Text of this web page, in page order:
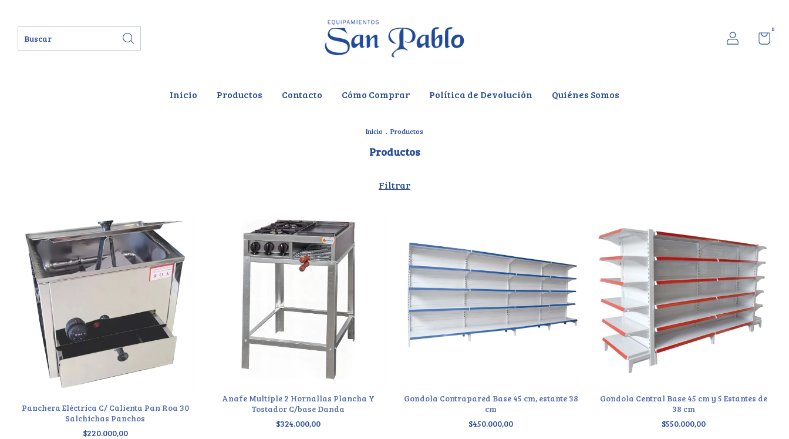
0
Inicio Productos Contacto Cómo Comprar Política de Devolución Quiénes Somos
Inicio . Productos
Productos
Filtrar
Panchera Eléctrica C/ Calienta Pan Roa 30
Salchichas Panchos
$220.000,00
Anafe Multiple 2 Hornallas Plancha Y
Tostador C/base Danda
$324.000,00
Gondola Contrapared Base 45 cm, estante 38
cm
$450.000,00
Gondola Central Base 45 cm y 5 Estantes de
38 cm
$550.000,00